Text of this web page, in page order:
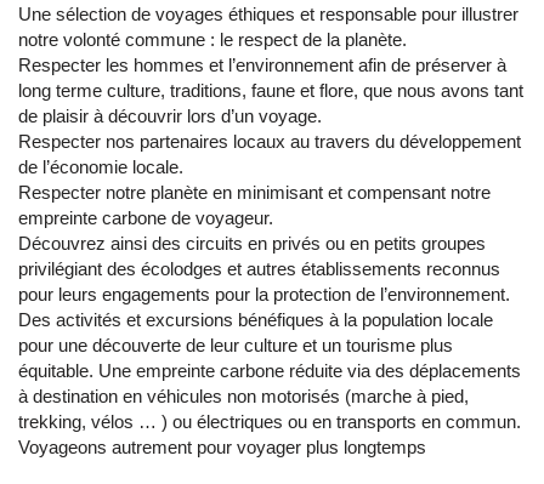
Une sélection de voyages éthiques et responsable pour illustrer
notre volonté commune : le respect de la planète.
Respecter les hommes et l’environnement afin de préserver à
long terme culture, traditions, faune et flore, que nous avons tant
de plaisir à découvrir lors d’un voyage.
Respecter nos partenaires locaux au travers du développement
de l’économie locale.
Respecter notre planète en minimisant et compensant notre
empreinte carbone de voyageur.
Découvrez ainsi des circuits en privés ou en petits groupes
privilégiant des écolodges et autres établissements reconnus
pour leurs engagements pour la protection de l’environnement.
Des activités et excursions bénéfiques à la population locale
pour une découverte de leur culture et un tourisme plus
équitable. Une empreinte carbone réduite via des déplacements
à destination en véhicules non motorisés (marche à pied,
trekking, vélos … ) ou électriques ou en transports en commun.
Voyageons autrement pour voyager plus longtemps